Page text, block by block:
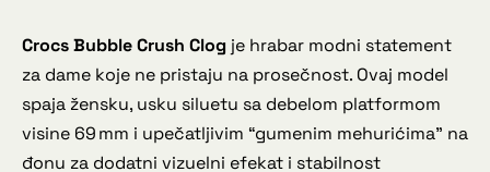
Crocs Bubble Crush Clog je hrabar modni statement
za dame koje ne pristaju na prosečnost. Ovaj model
spaja žensku, usku siluetu sa debelom platformom
visine 69 mm i upečatljivim “gumenim mehurićima” na
đonu za dodatni vizuelni efekat i stabilnost